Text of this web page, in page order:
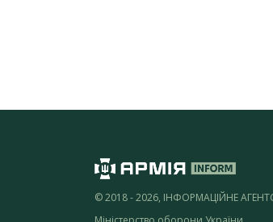
© 2018 - 2026, ІНФОРМАЦІЙНЕ